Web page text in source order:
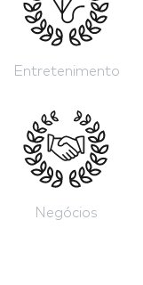
Entretenimento
Negócios